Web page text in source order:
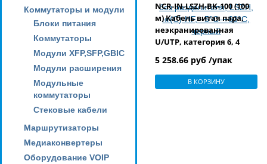
Коммутаторы и модули
Блоки питания
Коммутаторы
Модули XFP,SFP,GBIC
Модули расширения
Модульные
коммутаторы
Стековые кабели
Маршрутизаторы
Медиаконвертеры
Оборудование VOIP
NCR-IN-LSZH-BK-100 (100
м) Кабель витая пара,
неэкранированная
U/UTP, категория 6, 4
многожильный (patch),
без разделителя, LSZH,
нг(С)-HF, –5°C–+60°C,
5 258.66 руб /упак
В КОРЗИНУ